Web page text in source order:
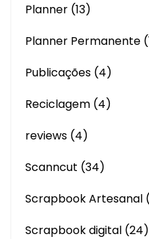
Planner (13)
Planner Permanente
Publicações (4)
Reciclagem (4)
reviews (4)
Scanncut (34)
Scrapbook Artesanal
Scrapbook digital (24)